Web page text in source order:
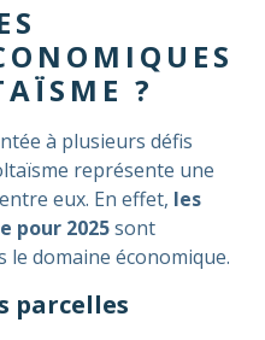
?
à plusieurs défis
représente une
eux. En effet, les
pour 2025sont
le domaine économique.
parcelles